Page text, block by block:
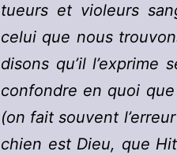
tueurs et violeurs
celui que nous
disons qu’il
confondre en quoi
(on fait souvent
chien est Dieu, que